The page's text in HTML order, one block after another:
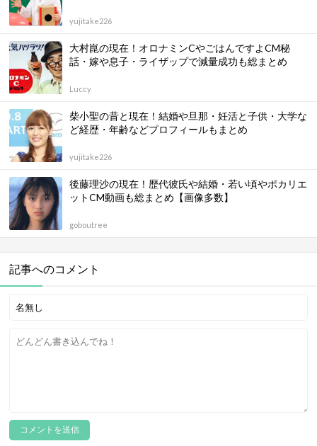
yujitake226
大村崑の現在！オロナミンCやごはんですよCM秘
話・嫁や息子・ライザップで減量成功も総まとめ
Luccy
柴小聖の昔と現在！結婚や旦那・妊活と子供・大学な
ど経歴・年齢などプロフィールもまとめ
yujitake226
後藤理沙の現在！歴代彼氏や結婚・若い頃やポカリエ
ットCM動画も総まとめ【画像多数】
goboutree
記事へのコメント